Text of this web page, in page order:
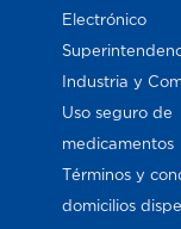
Electrónico
Industria y
Uso seguro de
medicamentos
Términos y
domicilios